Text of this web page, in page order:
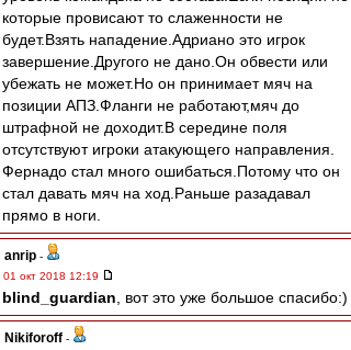
которые провисают то слаженности не
будет.Взять нападение.Адриано это игрок
завершение.Другого не дано.Он обвести или
убежать не может.Но он принимает мяч на
позиции АПЗ.Фланги не работают,мяч до
штрафной не доходит.В середине поля
отсутствуют игроки атакующего направления.
Фернадо стал много ошибаться.Потому что он
стал давать мяч на ход.Раньше разадавал
прямо в ноги.
anrip -
01 окт 2018 12:19
blind_guardian , вот это уже большое спасибо:)
Nikiforoff -